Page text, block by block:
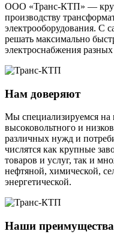
ООО «Транс-КТП» —
производству
электрооборудования. С
решать максимально
электроснабжения
Нам доверяют
Мы специализируемся на
высоковольтного и
различных нужд и
числятся как крупные
товаров и услуг, так и
нефтяной, химической,
энергетической.
Наши преимущества